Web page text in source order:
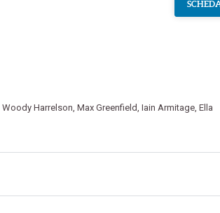
Woody Harrelson, Max Greenfield, Iain Armitage, Ella